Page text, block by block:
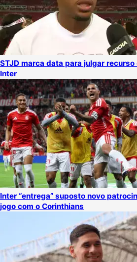
STJD marca data para julgar
Inter
Inter “entrega” suposto novo
jogo com o Corinthians